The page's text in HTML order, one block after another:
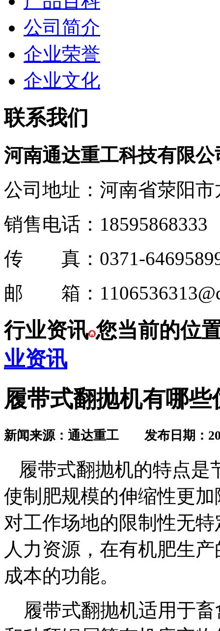
公司简介
企业荣誉
企业文化
联系我们
河南通达重工科技有限公
公司地址：河南省荥阳
销售电话：18595868333
传 真：0371-
邮 箱：
行业资讯 您当前的位
业资讯
履带式翻抛机有哪些
新闻来源：通达重工 发布日期：
履带式翻抛机的特点是
使制肥规模的伸缩性更
对工作场地的限制性无
人力资源，在有机肥生
成本的功能。
履带式翻抛机适用于畜